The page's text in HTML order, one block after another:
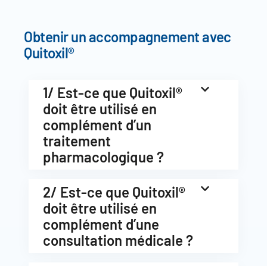
Obtenir un accompagnement avec
Quitoxil®
1/ Est-ce que Quitoxil®
doit être utilisé en
complément d’un
traitement
pharmacologique ?
2/ Est-ce que Quitoxil®
doit être utilisé en
complément d’une
consultation médicale ?